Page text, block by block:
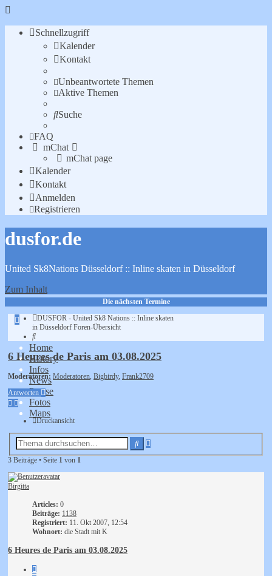
Schnellzugriff
Kalender
Kontakt
Unbeantwortete Themen
Aktive Themen
Suche
FAQ
mChat
mChat page
Kalender
Kontakt
Anmelden
Registrieren
dusfor.de
United Sk8Nations Düsseldorf :: Inline skaten in Düsseldorf
Zum Inhalt
Erweiterte
Suche
Home
History
Infos
News
Presse
Fotos
Maps
Die nächsten Termine
DUSFOR - United Sk8 Nations :: Inline skaten
in Düsseldorf Foren-Übersicht
Suche
6 Heures de Paris am 03.08.2025
Moderatoren: Moderatoren, Bigbirdy, Frank2709
Antworten
Druckansicht
SucheErweiterte
Suche
3 Beiträge • Seite 1 von 1
Birgitta
Articles: 0
Beiträge: 1138
Registriert: 11. Okt 2007, 12:54
Wohnort: die Stadt mit K
6 Heures de Paris am 03.08.2025
Zitieren